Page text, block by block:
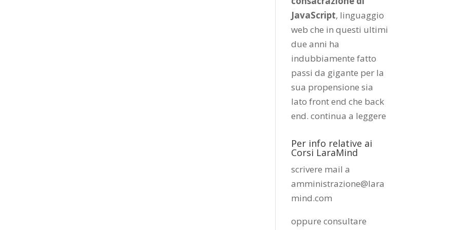
JavaScript, linguaggio
web che in questi ultimi
due anni ha
indubbiamente fatto
passi da gigante per la
sua propensione sia
lato front end che back
end.continua a leggere
Per info relative ai
Corsi LaraMind
scrivere mail a
amministrazione@lara
mind.com
oppure consultare